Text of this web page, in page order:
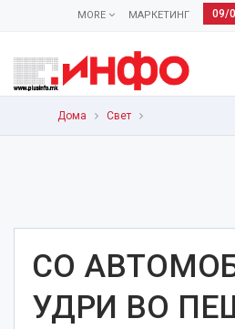
09/
МАРКЕТИНГ
MORE
Дома Свет
СО
УДРИ ВО